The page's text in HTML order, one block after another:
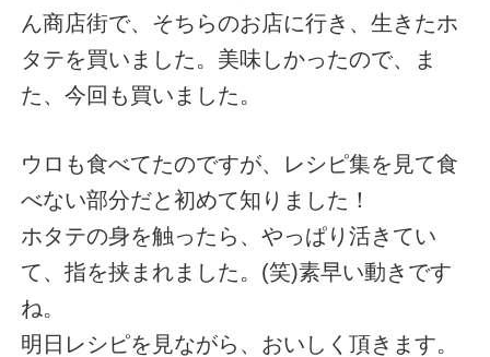
ん商店街で、そちらのお店に行き、生きたホ
タテを買いました。美味しかったので、ま
た、今回も買いました。
ウロも食べてたのですが、レシピ集を見て食
べない部分だと初めて知りました！
ホタテの身を触ったら、やっぱり活きてい
て、指を挟まれました。(笑)素早い動きです
ね。
明日レシピを見ながら、おいしく頂きます。